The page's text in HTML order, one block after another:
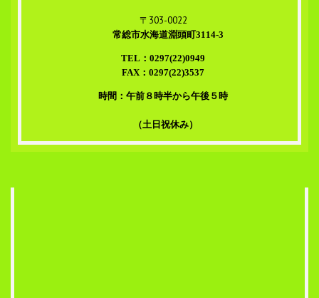
〒303-0022
常総市水海道淵頭町3114-3
TEL：0297(22)0949
FAX：0297(22)3537
時間：午前８時半から午後５時
（土日祝休み）